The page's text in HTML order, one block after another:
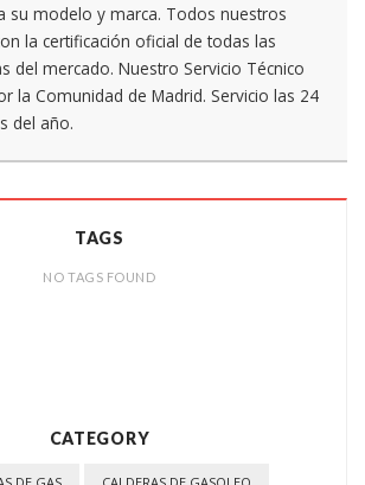
su modelo y marca. Todos nuestros
la certificación oficial de todas las
del mercado. Nuestro Servicio Técnico
la Comunidad de Madrid. Servicio las 24
del año.
TAGS
NO TAGS FOUND
CATEGORY